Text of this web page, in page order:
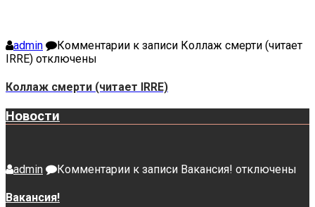
admin Комментарии к записи Коллаж смерти (читает
IRRE) отключены
Коллаж смерти (читает IRRE)
Новости
admin Комментарии к записи Вакансия! отключены
Вакансия!